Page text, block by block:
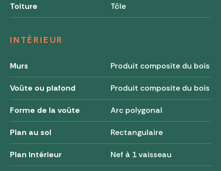
Toiture Tôle
INTÉRIEUR
Murs Produit composite du bois
Voûte ou plafond Produit composite du bois
Forme de la voûte Arc polygonal
Plan au sol Rectangulaire
Plan intérieur Nef à 1 vaisseau